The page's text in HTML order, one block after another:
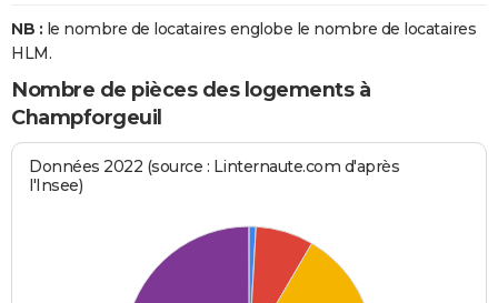
NB : le nombre de locataires englobe le nombre de locataires
HLM.
Nombre de pièces des logements à
Champforgeuil
Données 2022 (source : Linternaute.com d'après
l'Insee)